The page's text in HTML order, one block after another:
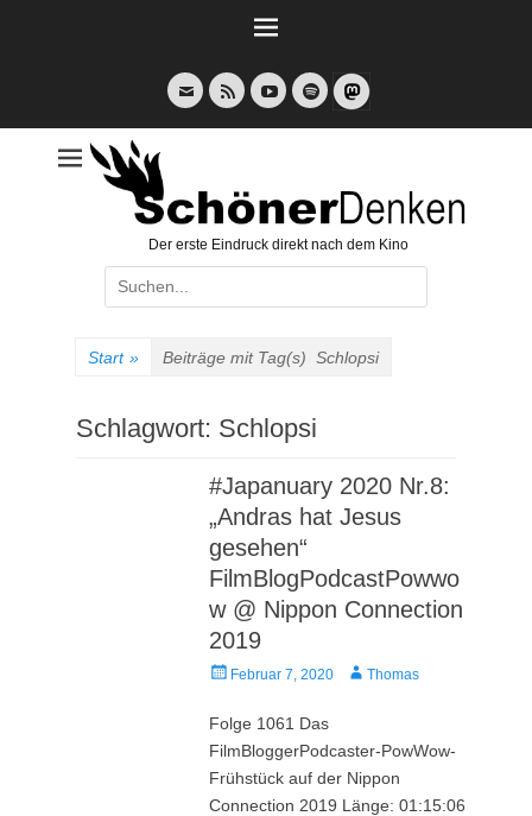
E-
Mail
Feed YouTubeSpotify
Der erste Eindruck direkt nach dem Kino
Suche
nach:
Start » Beiträge mit Tag(s) Schlopsi
Schlagwort: Schlopsi
#Japanuary 2020 Nr.8:
„Andras hat Jesus
gesehen“
FilmBlogPodcastPowwo
w @ Nippon Connection
2019
Veröffentlicht
Februar 7, 2020 AutorThomas
Folge 1061 Das
FilmBloggerPodcaster-PowWow-
Frühstück auf der Nippon
Connection 2019 Länge: 01:15:06